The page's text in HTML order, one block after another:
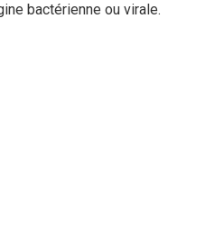
bactérienne ou virale.